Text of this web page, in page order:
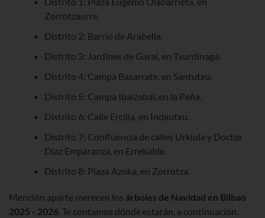
Zorrotzaurre.
Distrito 2: Barrio de Arabella.
Distrito 3: Jardines de Garai, en Txurdinaga.
Distrito 4: Campa Basarrate, en Santutxu.
Distrito 5: Campa Ibaizabal, en la Peña.
Distrito 6: Calle Ercilla, en Indautxu.
Distrito 7: Confluencia de calles Urkiola y Doctor
Díaz Emparanza, en Errekalde.
Distrito 8: Plaza Azoka, en Zorrotza.
Mención aparte merecen los árboles de Navidad en Bilbao
2025 - 2026. Te contamos dónde estarán, a continuación.